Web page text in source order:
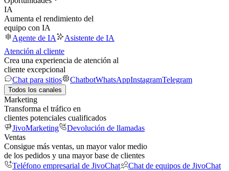
IA
Aumenta el rendimiento del
equipo con IA
Agente de IA
Asistente de IA
Atención al cliente
Crea una experiencia de atención al
cliente excepcional
Chat para sitios
ChatbotWhatsAppInstagramTelegram
Todos los canales
Marketing
Transforma el tráfico en
clientes potenciales cualificados
JivoMarketing
Devolución de llamadas
Ventas
Consigue más ventas, un mayor valor medio
de los pedidos y una mayor base de clientes
Teléfono empresarial de JivoChat
Chat de equipos de JivoChat